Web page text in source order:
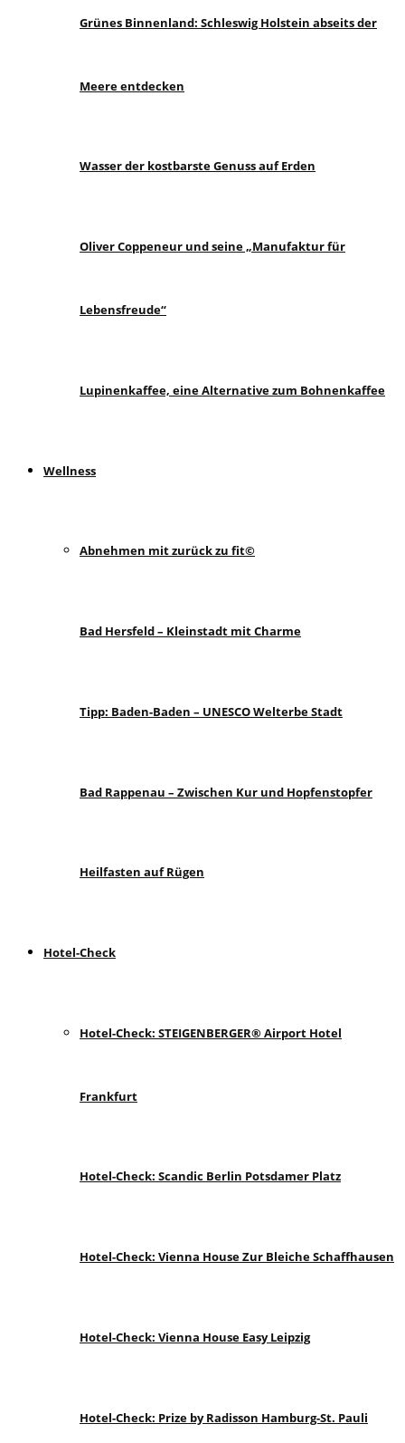
Grünes Binnenland: Schleswig Holstein abseits der
Meere entdecken
Wasser der kostbarste Genuss auf Erden
Oliver Coppeneur und seine „Manufaktur für
Lebensfreude“
Lupinenkaffee, eine Alternative zum Bohnenkaffee
Wellness
Abnehmen mit zurück zu fit©
Bad Hersfeld – Kleinstadt mit Charme
Tipp: Baden-Baden – UNESCO Welterbe Stadt
Bad Rappenau – Zwischen Kur und Hopfenstopfer
Heilfasten auf Rügen
Hotel-Check
Hotel-Check: STEIGENBERGER® Airport Hotel
Frankfurt
Hotel-Check: Scandic Berlin Potsdamer Platz
Hotel-Check: Vienna House Zur Bleiche Schaffhausen
Hotel-Check: Vienna House Easy Leipzig
Hotel-Check: Prize by Radisson Hamburg-St. Pauli